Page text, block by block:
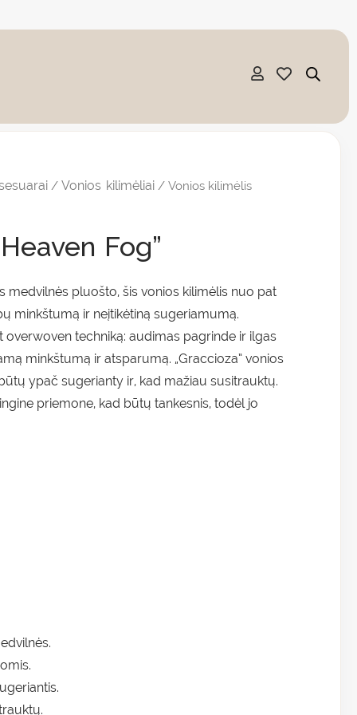
/Vonios kilimėliai / Vonios kilimėlis
Fog”
medvilnės pluošto, šis vonios kilimėlis nuo pat
minkštumą ir neįtikėtiną sugeriamumą.
techniką: audimas pagrinde ir ilgas
minkštumą ir atsparumą. „Graccioza” vonios
ypač sugerianty ir, kad mažiau susitrauktų.
priemone, kad būtų tankesnis, todėl jo
€